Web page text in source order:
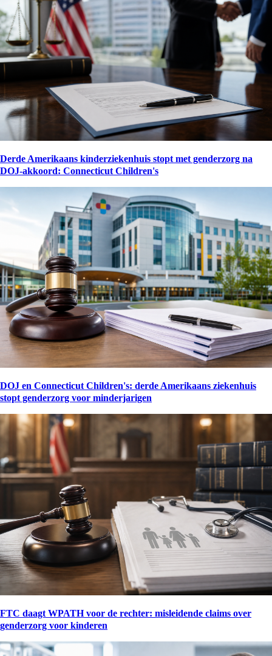
Derde Amerikaans kinderziekenhuis stopt met genderzorg na
DOJ-akkoord: Connecticut Children's
DOJ en Connecticut Children's: derde Amerikaans ziekenhuis
stopt genderzorg voor minderjarigen
FTC daagt WPATH voor de rechter: misleidende claims over
genderzorg voor kinderen